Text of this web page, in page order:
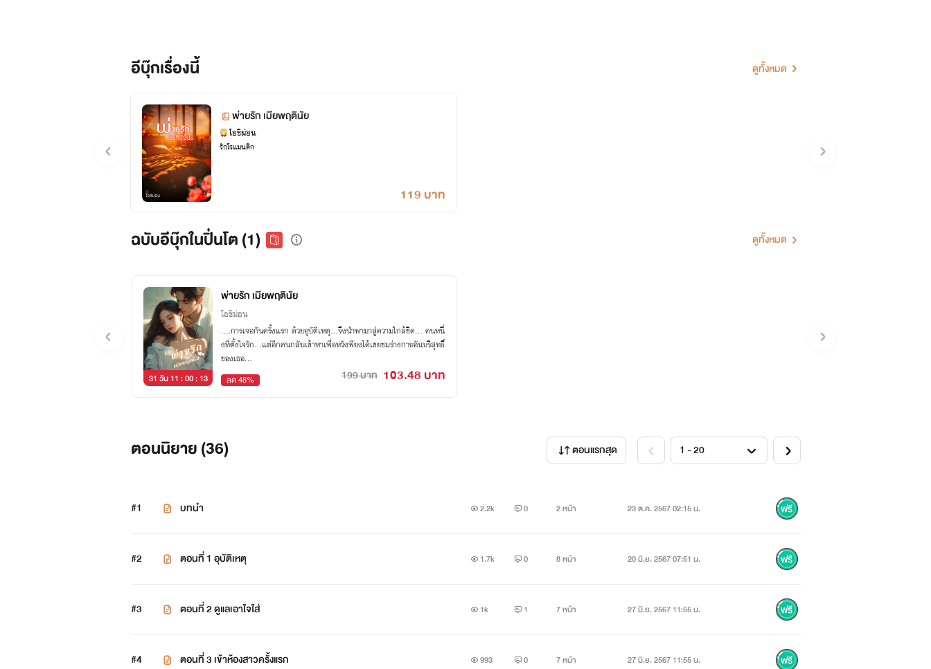
อีบุ๊กเรื่องนี้ ดูทั้งหมด
พ่ายรัก เมียพฤตินัย
โอชิม่อน
รักโรแมนติก
119 บาท
ฉบับอีบุ๊กในปิ่นโต (1) ดูทั้งหมด
31 วัน 11 : 00 : 12
พ่ายรัก เมียพฤตินัย
โอชิม่อน
....การเจอกันครั้งแรก ด้วยอุบัติเหตุ...จึงนำพามาสู่ความใกล้ชิด... คนหนึ่
งที่ตั้งใจรัก...แต่อีกคนกลับเข้าหาเพื่อหวังพียงได้เชยชมร่างกายอันบริสุทธิ์
ของเธอ...
ลด 48%
199 บาท 103.48 บาท
ตอนนิยาย (36) ตอนแรกสุด
#1 บทนำ 2.2k 0 2 หน้า 23 ต.ค. 2567 02:15 น.
#2 ตอนที่ 1 อุบัติเหตุ 1.7k 0 8 หน้า 20 มิ.ย. 2567 07:51 น.
#3 ตอนที่ 2 ดูแลเอาใจใส่ 1k 1 7 หน้า 27 มิ.ย. 2567 11:55 น.
#4 ตอนที่ 3 เข้าห้องสาวครั้งแรก 993 0 7 หน้า 27 มิ.ย. 2567 11:55 น.